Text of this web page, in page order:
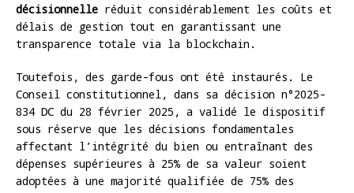
décisionnelle réduit considérablement les coûts et
délais de gestion tout en garantissant une
transparence totale via la blockchain.
Toutefois, des garde-fous ont été instaurés. Le
Conseil constitutionnel, dans sa décision n°2025-
834 DC du 28 février 2025, a validé le dispositif
sous réserve que les décisions fondamentales
affectant l’intégrité du bien ou entraînant des
dépenses supérieures à 25% de sa valeur soient
adoptées à une majorité qualifiée de 75% des